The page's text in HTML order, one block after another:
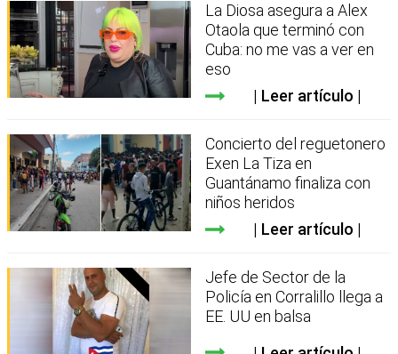
La Diosa asegura a Alex
Otaola que terminó con
Cuba: no me vas a ver en
eso
Leer artículo
Concierto del reguetonero
Exen La Tiza en
Guantánamo finaliza con
niños heridos
Leer artículo
Jefe de Sector de la
Policía en Corralillo llega a
EE. UU en balsa